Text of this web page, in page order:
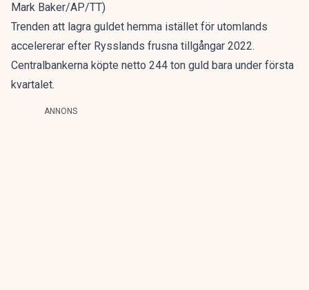
Mark Baker/AP/TT)
Trenden att lagra guldet hemma istället för utomlands
accelererar efter Rysslands frusna tillgångar 2022.
Centralbankerna köpte netto 244 ton guld bara under första
kvartalet.
ANNONS